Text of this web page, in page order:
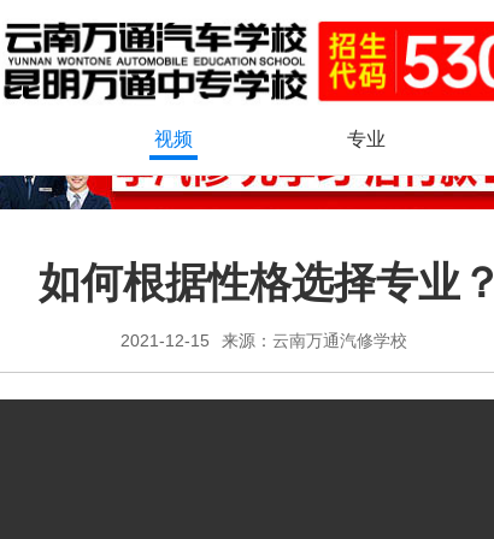
视频 专业
如何根据性格选择专业？
2021-12-15 来源： 云南万通汽修学校